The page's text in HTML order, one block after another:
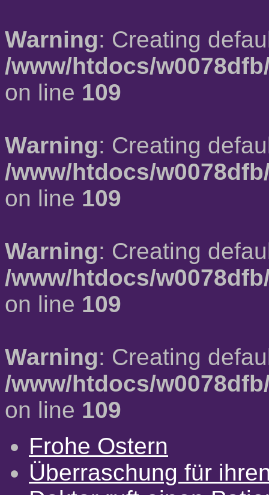
Warning: Creating
/www/htdocs/
on line 109
Warning: Creating
/www/htdocs/
on line 109
Warning: Creating
/www/htdocs/
on line 109
Warning: Creating
/www/htdocs/
on line 109
Frohe Ostern
Überraschung für